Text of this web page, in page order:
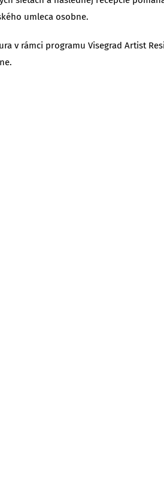
umleca osobne.
v rámci programu Visegrad Artist